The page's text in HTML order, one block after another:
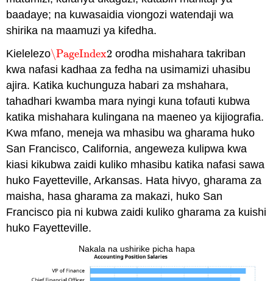
baadaye; na kuwasaidia viongozi watendaji wa
shirika na maamuzi ya kifedha.
Kielelezo\PageIndex2
\PageIndex2 orodha mishahara takriban
kwa nafasi kadhaa za fedha na usimamizi uhasibu
ajira. Katika kuchunguza habari za mshahara,
tahadhari kwamba mara nyingi kuna tofauti kubwa
katika mishahara kulingana na maeneo ya kijiografia.
Kwa mfano, meneja wa mhasibu wa gharama huko
San Francisco, California, angeweza kulipwa kwa
kiasi kikubwa zaidi kuliko mhasibu katika nafasi sawa
huko Fayetteville, Arkansas. Hata hivyo, gharama za
maisha, hasa gharama za makazi, huko San
Francisco pia ni kubwa zaidi kuliko gharama za kuishi
huko Fayetteville.
Nakala na ushirike picha hapa